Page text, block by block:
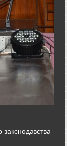
законодавства